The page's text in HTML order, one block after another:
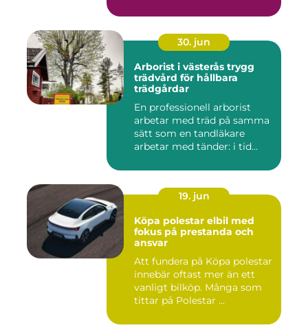
30. jun
Arborist i västerås trygg
trädvård för hållbara
trädgårdar
En professionell arborist
arbetar med träd på samma
sätt som en tandläkare
arbetar med tänder: i tid...
19. jun
Köpa polestar elbil med
fokus på prestanda och
ansvar
Att fundera på Köpa polestar
innebär oftast mer än ett
vanligt bilköp. Många som
tittar på Polestar ...